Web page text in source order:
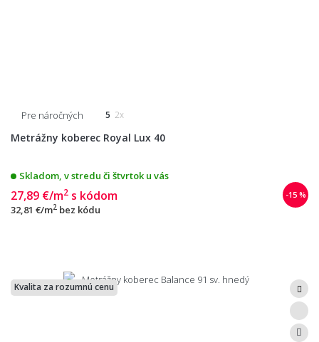
Pre náročných 5 2x
Metrážny koberec Royal Lux 40
Skladom, v stredu či štvrtok u vás
-15 %
27,89 €/m2 s kódom
32,81 €/m2 bez kódu
Kvalita za rozumnú cenu